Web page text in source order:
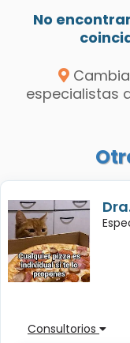
No
especialistas
Consultorios